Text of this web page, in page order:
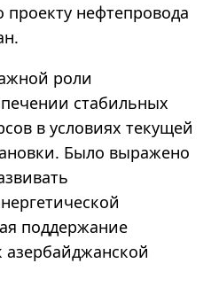
нефтепровода
роли
стабильных
в условиях текущей
Было выражено
поддержание
азербайджанской